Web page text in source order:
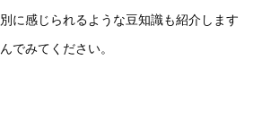
に感じられるような豆知識も紹介します
でみてください。